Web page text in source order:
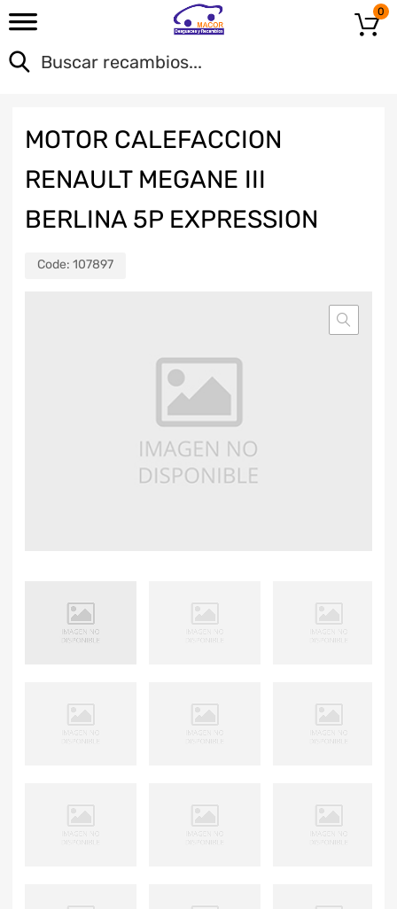
0
MOTOR CALEFACCION
RENAULT MEGANE III
BERLINA 5P EXPRESSION
Code: 107897